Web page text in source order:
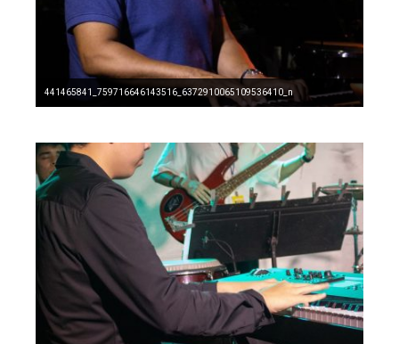
441465841_759716646143516_6372910065109536410_n